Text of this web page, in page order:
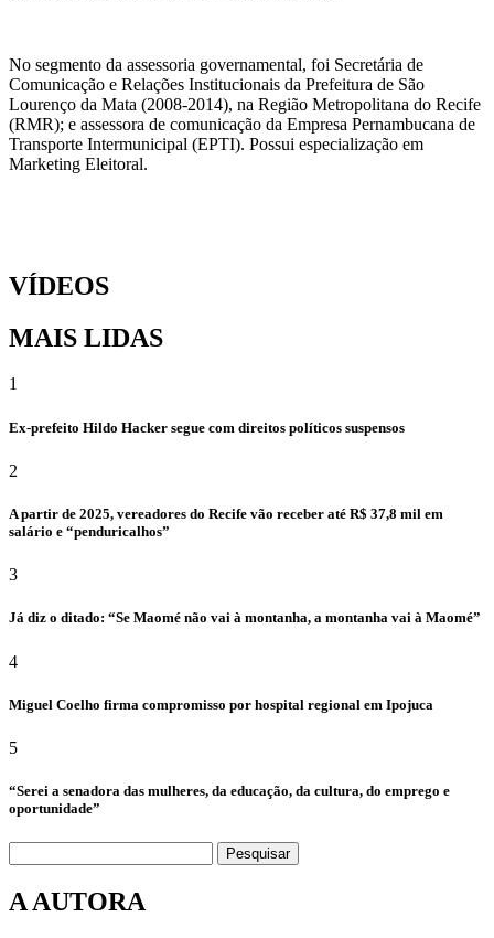
No segmento da assessoria governamental, foi Secretária de
Comunicação e Relações Institucionais da Prefeitura de São
Lourenço da Mata (2008-2014), na Região Metropolitana do Recife
(RMR); e assessora de comunicação da Empresa Pernambucana de
Transporte Intermunicipal (EPTI). Possui especialização em
Marketing Eleitoral.
VÍDEOS
MAIS LIDAS
1
Ex-prefeito Hildo Hacker segue com direitos políticos suspensos
2
A partir de 2025, vereadores do Recife vão receber até R$ 37,8 mil em
salário e “penduricalhos”
3
Já diz o ditado: “Se Maomé não vai à montanha, a montanha vai à Maomé”
4
Miguel Coelho firma compromisso por hospital regional em Ipojuca
5
“Serei a senadora das mulheres, da educação, da cultura, do emprego e
oportunidade”
Pesquisar
A AUTORA